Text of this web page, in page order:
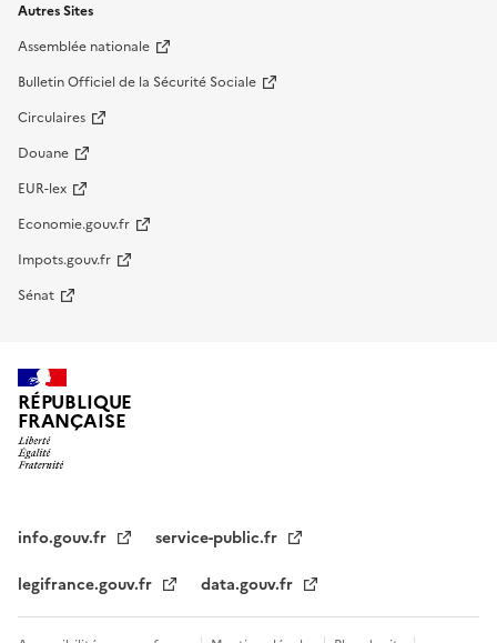
Autres Sites
Assemblée nationale
Bulletin Officiel de la Sécurité Sociale
Circulaires
Douane
EUR-lex
Economie.gouv.fr
Impots.gouv.fr
Sénat
RÉPUBLIQUE
FRANÇAISE
info.gouv.fr
service-public.fr
legifrance.gouv.fr
data.gouv.fr